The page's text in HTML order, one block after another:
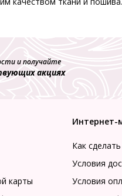
и получайте
акциях
карты
Интернет-
Как сделать
Условия
Условия